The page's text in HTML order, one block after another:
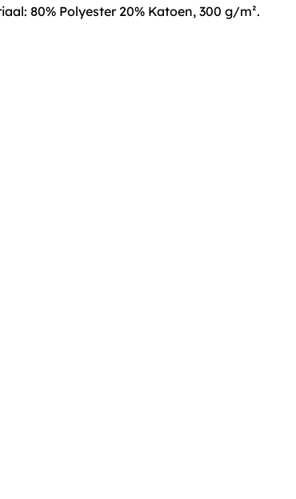
80% Polyester 20% Katoen, 300 g/m².